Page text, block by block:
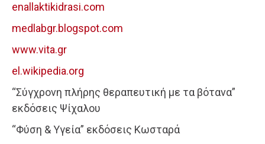
enallaktikidrasi.com
medlabgr.blogspot.com
www.vita.gr
el.wikipedia.org
“Σύγχρονη πλήρης θεραπευτική με τα βότανα”
εκδόσεις Ψίχαλου
“Φύση & Υγεία” εκδόσεις Κωσταρά